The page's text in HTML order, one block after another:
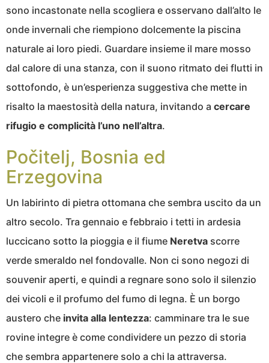
sono incastonate nella scogliera e osservano dall’alto le
onde invernali che riempiono dolcemente la piscina
naturale ai loro piedi. Guardare insieme il mare mosso
dal calore di una stanza, con il suono ritmato dei flutti in
sottofondo, è un’esperienza suggestiva che mette in
risalto la maestosità della natura, invitando a cercare
rifugio e complicità l’uno nell’altra.
Počitelj, Bosnia ed
Erzegovina
Un labirinto di pietra ottomana che sembra uscito da un
altro secolo. Tra gennaio e febbraio i tetti in ardesia
luccicano sotto la pioggia e il fiume Neretva scorre
verde smeraldo nel fondovalle. Non ci sono negozi di
souvenir aperti, e quindi a regnare sono solo il silenzio
dei vicoli e il profumo del fumo di legna. È un borgo
austero che invita alla lentezza: camminare tra le sue
rovine integre è come condividere un pezzo di storia
che sembra appartenere solo a chi la attraversa.